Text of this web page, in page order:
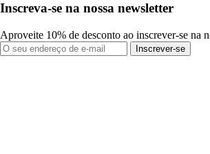
Inscreva-se na nossa newsletter
Aproveite 10% de desconto ao inscrever-se na
Inscrever-se